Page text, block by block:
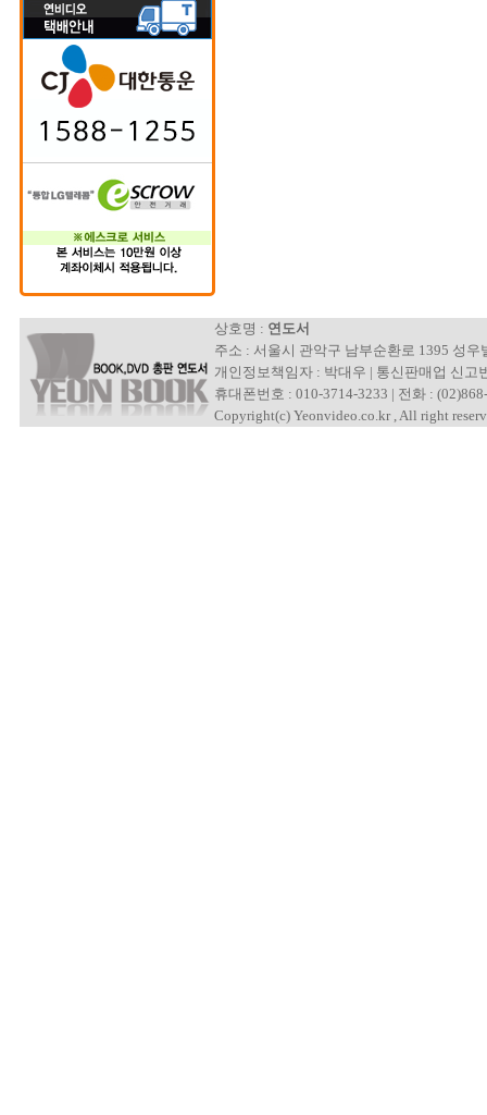
상호명 : 연도서
주소 : 서울시 관악구 남부순환로 1395 성우
개인정보책임자 : 박대우 | 통신판매업 신고
휴대폰번호 : 010-3714-3233 | 전화 :
Copyright(c) Yeonvideo.co.kr , All right